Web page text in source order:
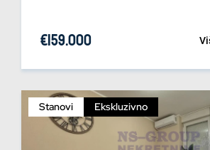
€159.000
Stanovi Ekskluzivno